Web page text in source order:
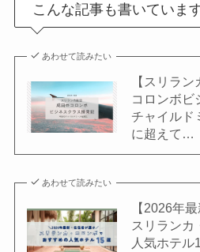
こんな記事も書いていま
あわせて読みたい
【スリラ
コロンボビ
チャイルド
に超えて…
あわせて読みたい
【2026年
スリランカ
人気ホテル